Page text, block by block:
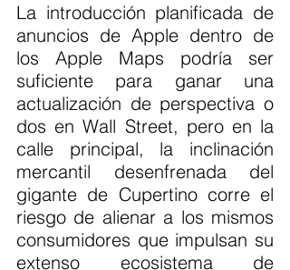
La introducción planificada de
anuncios de Apple dentro de
los Apple Maps podría ser
suficiente para ganar una
actualización de perspectiva o
dos en Wall Street, pero en la
calle principal, la inclinación
mercantil desenfrenada del
gigante de Cupertino corre el
riesgo de alienar a los mismos
consumidores que impulsan su
extenso ecosistema de